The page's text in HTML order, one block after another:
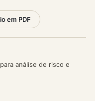
em PDF
análise de risco e